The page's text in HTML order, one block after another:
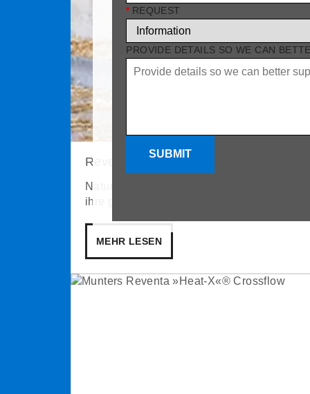
* REQUEST
PROVIDE DETAILS SO WE CAN
SUBMIT
Reventa NatureAccess
NatureAccess Auslaufschieber
ihre glatten Oberflächen für hygienische
MEHR LESEN